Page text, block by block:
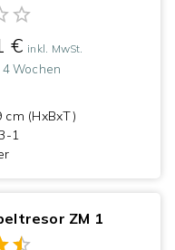
€ inkl. MwSt.
4 Wochen
cm (HxBxT)
1
ZM 1